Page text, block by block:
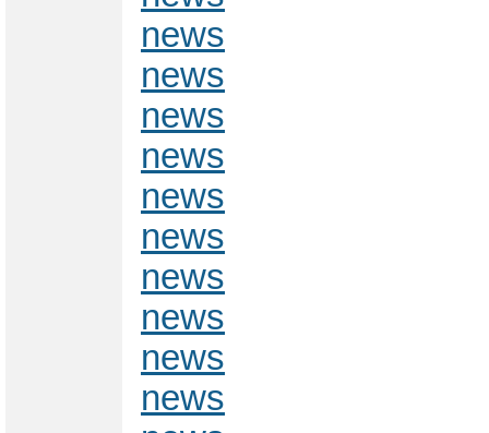
news
news
news
news
news
news
news
news
news
news